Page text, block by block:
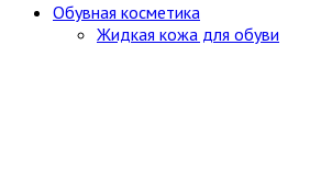
Обувная косметика
Жидкая кожа для обуви